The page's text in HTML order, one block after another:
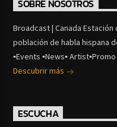
SOBRE NOSOTROS
Broadcast | Canada
población de habla hispana
▪Events ▪News▪
Descubrir más
ESCUCHA